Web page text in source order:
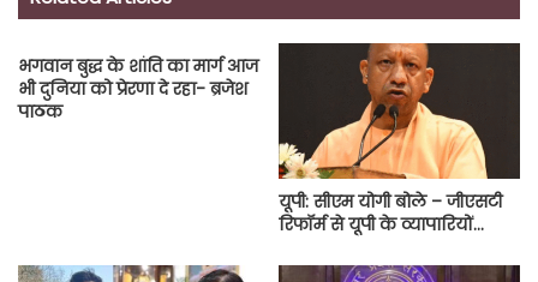
भगवान बुद्ध के शांति का मार्ग आज
भी दुनिया को प्रेरणा दे रहा- ब्रजेश
पाठक
यूपी: सीएम योगी बोले – जीएसटी
रिफॉर्म से यूपी के व्यापारियों…